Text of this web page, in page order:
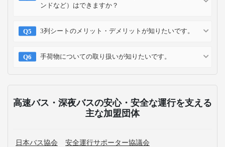
ンドなど）はできますか？
3列シートのメリット・デメリットが知りたいです。
手荷物についての取り扱いが知りたいです。
高速バス・深夜バスの安心・安全な運行を支える
主な加盟団体
日本バス協会 安全運行サポーター協議会